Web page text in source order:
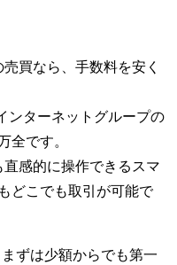
買なら、手数料を安く
ンターネットグループの
全です。
直感的に操作できるスマ
どこでも取引が可能で
ずは少額からでも第一